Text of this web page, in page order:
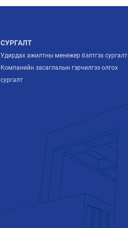
СУРГАЛТ
Удирдах ажилтны менежер бэлтгэх сургалт
Компанийн засаглалын гэрчилгээ олгох
сургалт